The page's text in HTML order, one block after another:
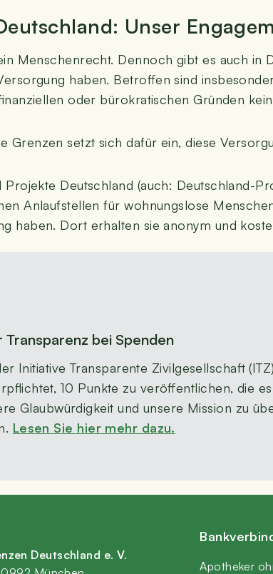
Unser
Men­schen­recht. Den­noch gibt es auch
haben. Betrof­fen sind
oder büro­kra­ti­schen Grün­den
Gren­zen setzt sich dafür ein, die­se
Pro­jek­te Deutsch­land (auch: Deutsch­land-
Anlauf­stel­len für woh­nungs­lo­se
haben. Dort erhal­ten sie anonym und
Trans­pa­renz bei Spenden
Initia­ti­ve Trans­pa­ren­te Zivil­ge­sell­schaft (ITZ)
10 Punk­te zu ver­öf­fent­li­chen, die es
Glaub­wür­dig­keit und unse­re Mis­si­on zu
Lesen Sie hier mehr dazu.
Deutsch­land e. V.
Apo­the­ker